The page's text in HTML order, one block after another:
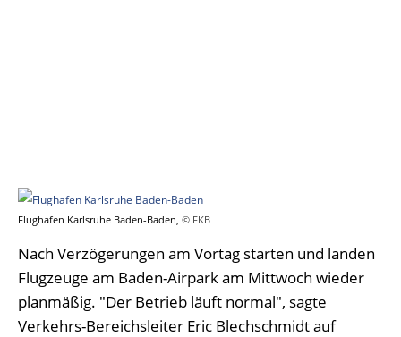
Flughafen Karlsruhe Baden-Baden, © FKB
Nach Verzögerungen am Vortag starten und landen
Flugzeuge am Baden-Airpark am Mittwoch wieder
planmäßig. "Der Betrieb läuft normal", sagte
Verkehrs-Bereichsleiter Eric Blechschmidt auf